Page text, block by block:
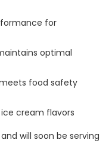
for
optimal
food safety
cream flavors
will soon be serving